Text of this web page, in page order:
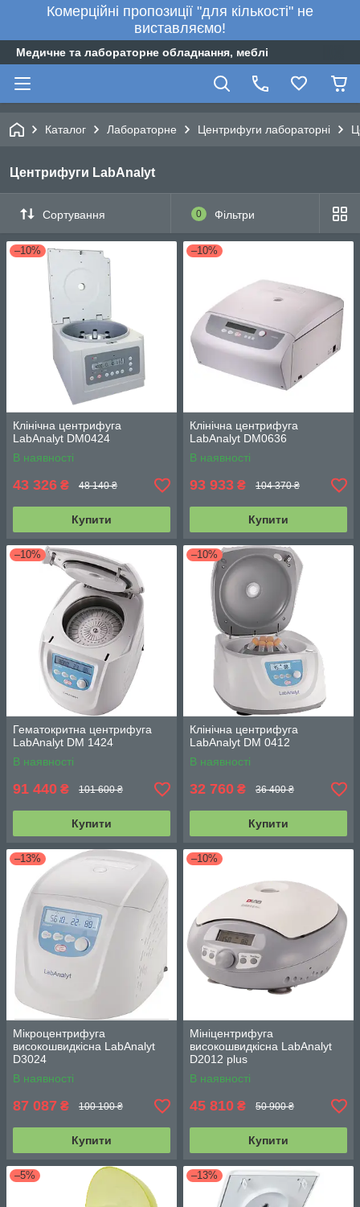
Комерційні пропозиції "для кількості" не
виставляємо!
Медичне та лабораторне обладнання, меблі
Каталог Лабораторне Центрифуги лабораторні
Центрифуги LabAnalyt
Сортування 0 Фільтри
–10%
Клінічна центрифуга
LabAnalyt DM0424
В наявності
43 326 ₴ 48 140 ₴
Купити
–10%
Клінічна центрифуга
LabAnalyt DM0636
В наявності
93 933 ₴ 104 370 ₴
Купити
–10%
Гематокритна центрифуга
LabAnalyt DM 1424
В наявності
91 440 ₴ 101 600 ₴
Купити
–10%
Клінічна центрифуга
LabAnalyt DM 0412
В наявності
32 760 ₴ 36 400 ₴
Купити
–13%
Мікроцентрифуга
високошвидкісна LabAnalyt
D3024
В наявності
87 087 ₴ 100 100 ₴
Купити
–10%
Мініцентрифуга
високошвидкісна LabAnalyt
D2012 plus
В наявності
45 810 ₴ 50 900 ₴
Купити
–5% –13%